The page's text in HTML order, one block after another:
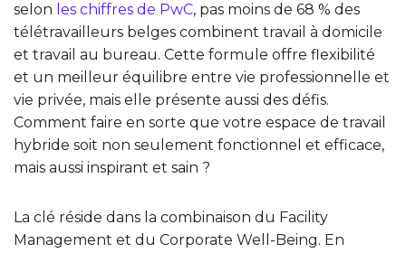
selon les chiffres de PwC, pas moins de 68 % des
télétravailleurs belges combinent travail à domicile
et travail au bureau. Cette formule offre flexibilité
et un meilleur équilibre entre vie professionnelle et
vie privée, mais elle présente aussi des défis.
Comment faire en sorte que votre espace de travail
hybride soit non seulement fonctionnel et efficace,
mais aussi inspirant et sain ?
La clé réside dans la combinaison du Facility
Management et du Corporate Well-Being. En